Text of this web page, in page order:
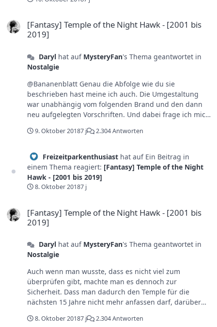
[Fantasy] Temple of the Night Hawk - [2001 bis
2019]
Darylhat auf MysteryFan's Thema geantwortet in
Nostalgie
@Bananenblatt Genau die Abfolge wie du sie
beschrieben hast meine ich auch. Die Umgestaltung
war unabhängig vom folgenden Brand und den dann
neu aufgelegten Vorschriften. Und dabei frage ich mich
sobald die Erweiterung durch ist? Nur für einen
hinter der Halle oder vorne am Wuze-Town Gebäude
realisierbar.
9. Oktober 20187 j 2.304 Antworten
Freizeitparkenthusiast hat auf Ein Beitrag in
einem Thema reagiert: [Fantasy] Temple of the Night
Hawk - [2001 bis 2019]
8. Oktober 20187 j
[Fantasy] Temple of the Night Hawk - [2001 bis
2019]
Darylhat auf MysteryFan's Thema geantwortet in
Nostalgie
Auch wenn man wusste, dass es nicht viel zum
überprüfen gibt, machte man es dennoch zur
Sicherheit. Dass man dadurch den Temple für die
nächsten 15 Jahre nicht mehr anfassen darf, darüber
8. Oktober 20187 j 2.304 Antworten